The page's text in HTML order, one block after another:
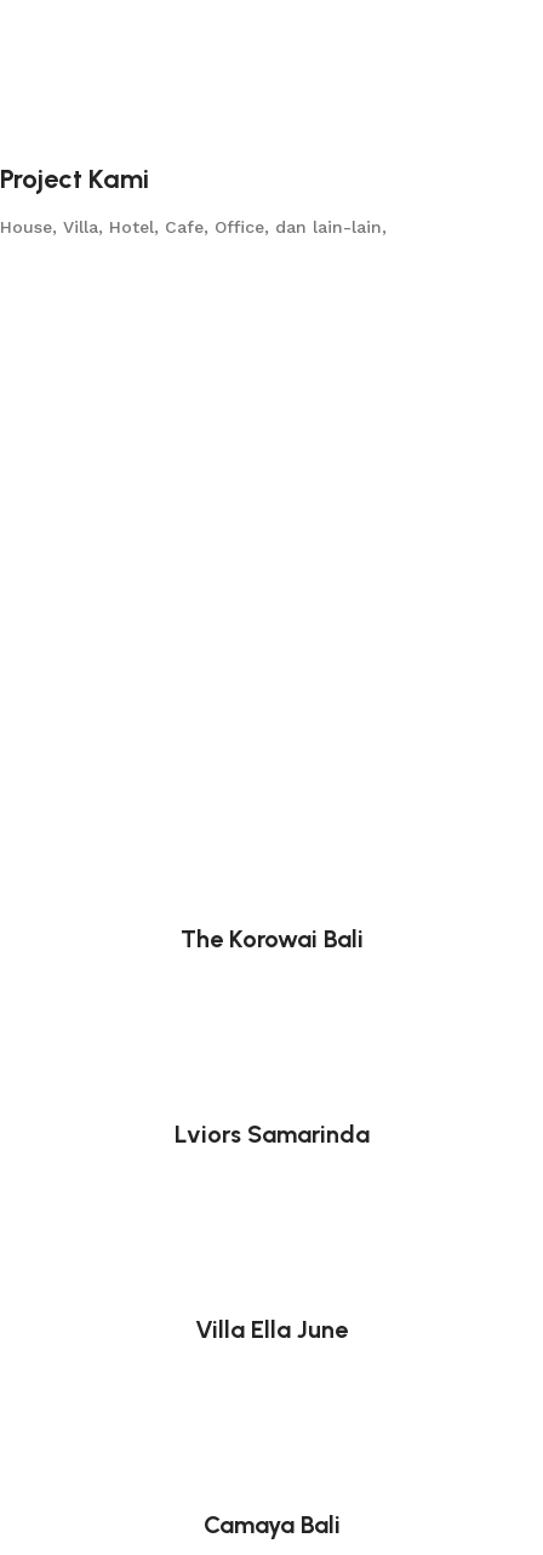
Project Kami
House, Villa, Hotel, Cafe, Office, dan lain-lain,
The Korowai Bali
Lviors Samarinda
Villa Ella June
Camaya Bali